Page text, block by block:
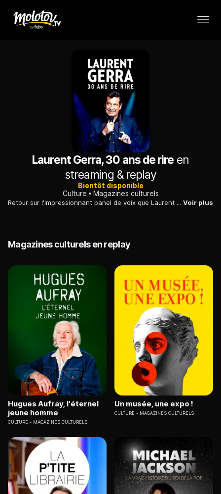
Laurent Gerra, 30 ans de rire en
streaming & replay
Bientôt disponible
Culture
Magazines culturels
Retour sur l'impressionnant panel de voix que Laurent Gerra a interprété au travers de ce documentaire qui évoque ses 30 années de carrière. Voir plus
Magazines culturels en replay
Hugues Aufray, l'éternel
jeune homme
CULTURE MAGAZINES CULTURELS
Un musée, une expo !
CULTURE MAGAZINES CULTURELS